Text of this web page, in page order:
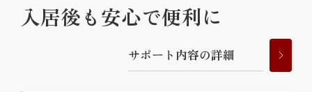
入居後も安心で便利に
サポー ト 内容の詳細